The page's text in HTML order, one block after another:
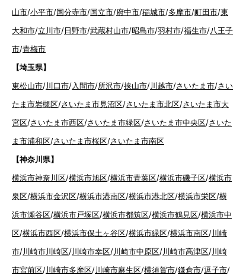
山市/小平市/国分寺市/国立市/府中市/稲城市/多摩市/町田市/東
大和市/立川市/日野市/武蔵村山市/昭島市/羽村市/福生市/八王子
市/青梅市
【埼玉県】
東松山市/川口市/入間市/所沢市/挟山市/川越市/さいたま市/さい
たま市岩槻区/さいたま市見沼区/さいたま市北区/さいたま市大
宮区/さいたま市西区/さいたま市緑区/さいたま市中央区/さいた
ま市浦和区/さいたま市桜区/さいたま市南区
【神奈川県】
横浜市神奈川区/横浜市旭区/横浜市青葉区/横浜市磯子区/横浜市
泉区/横浜市金沢区/横浜市港南区/横浜市港北区/横浜市栄区/横
浜市瀬谷区/横浜市戸塚区/横浜市都筑区/横浜市鶴見区/横浜市中
区/横浜市西区/横浜市保土ヶ谷区/横浜市緑区/横浜市南区/川崎
市/川崎市川崎区/川崎市幸区/川崎市中原区/川崎市高津区/川崎
市宮前区/川崎市多摩区/川崎市麻生区/横須賀市/鎌倉市/逗子市/